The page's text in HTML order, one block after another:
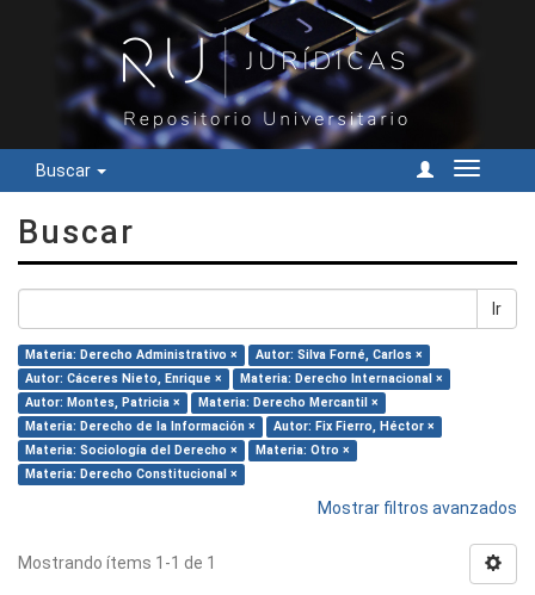
Buscar
Cambiar
Buscar
Ir
Materia: Derecho Administrativo ×
Autor: Silva Forné, Carlos ×
Autor: Cáceres Nieto, Enrique ×
Materia: Derecho Internacional ×
Autor: Montes, Patricia ×
Materia: Derecho Mercantil ×
Materia: Derecho de la Información ×
Autor: Fix Fierro, Héctor ×
Materia: Sociología del Derecho ×
Materia: Otro ×
Materia: Derecho Constitucional ×
Mostrar filtros avanzados
Mostrando ítems 1-1 de 1